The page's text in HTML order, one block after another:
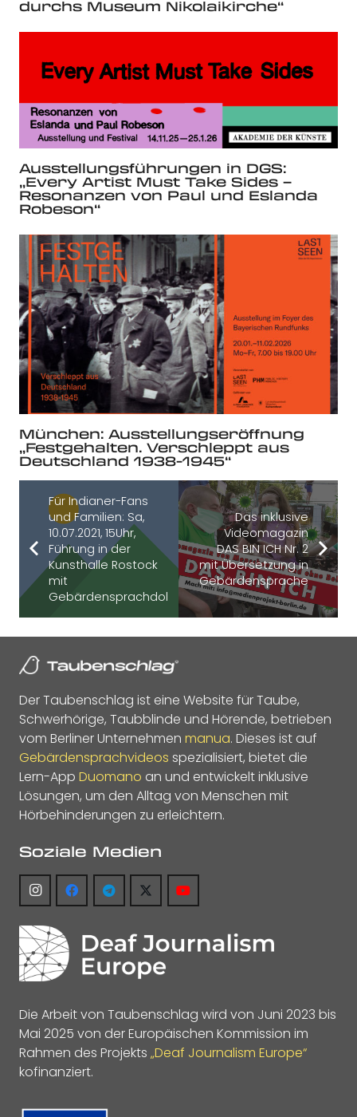
durchs Museum Nikolaikirche“
Ausstellungsführungen in DGS:
„Every Artist Must Take Sides –
Resonanzen von Paul und Eslanda
Robeson“
München: Ausstellungseröffnung
„Festgehalten. Verschleppt aus
Deutschland 1938-1945“
Für Indianer-Fans
und Familien: Sa,
10.07.2021, 15Uhr,
Führung in der
Kunsthalle Rostock
mit
Gebärdensprachdolmetscher
Das inklusive
Videomagazin
DAS BIN ICH Nr. 2
mit Übersetzung in
Gebärdensprache
Der Taubenschlag ist eine Website für Taube,
Schwerhörige, Taubblinde und Hörende, betrieben
vom Berliner Unternehmen manua. Dieses ist auf
Gebärdensprachvideos spezialisiert, bietet die
Lern-App Duomano an und entwickelt inklusive
Lösungen, um den Alltag von Menschen mit
Hörbehinderungen zu erleichtern.
Soziale Medien
Die Arbeit von Taubenschlag wird von Juni 2023 bis
Mai 2025 von der Europäischen Kommission im
Rahmen des Projekts „Deaf Journalism Europe“
kofinanziert.